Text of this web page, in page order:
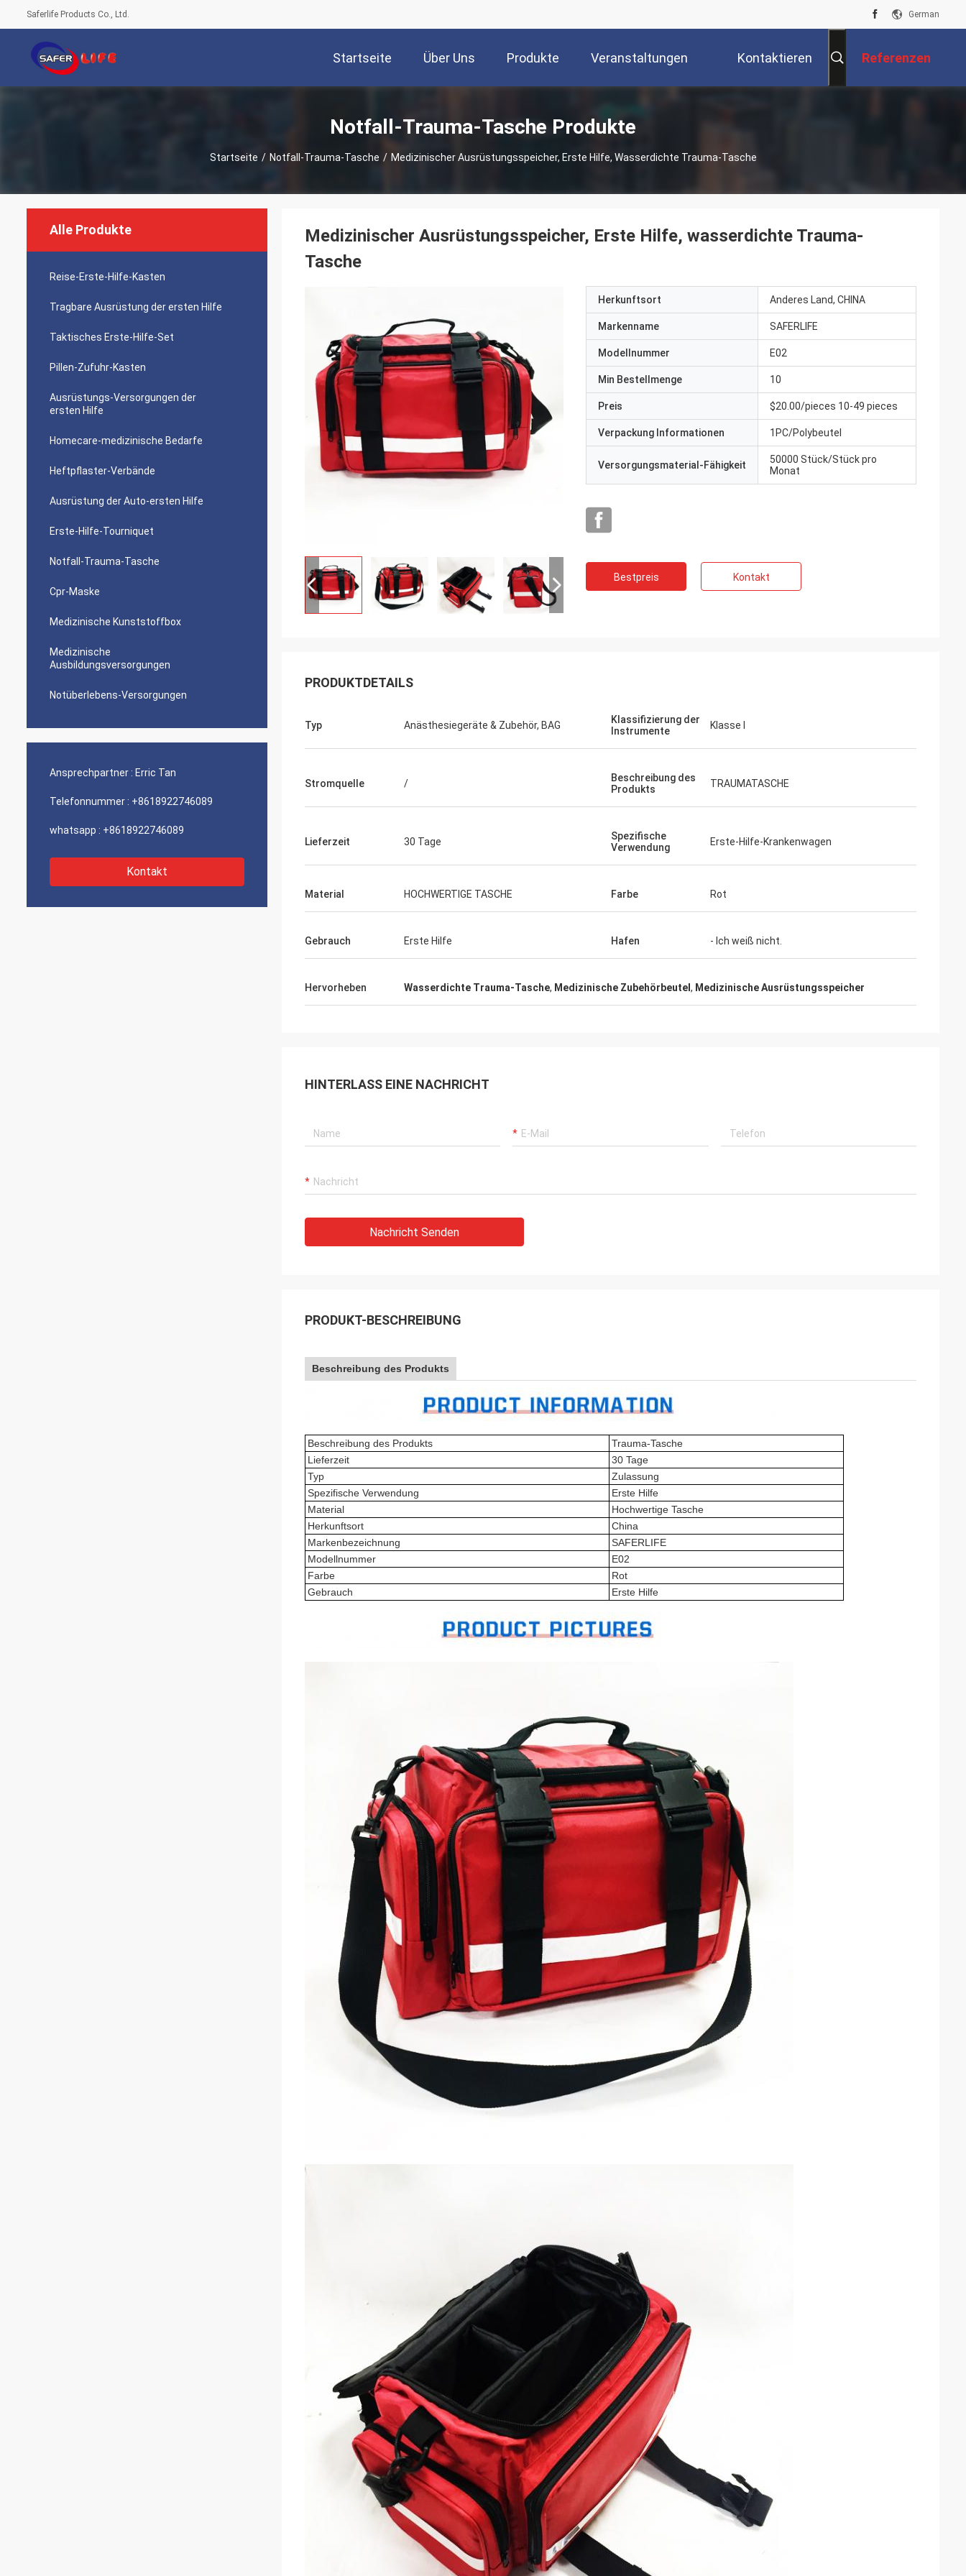
Saferlife Products Co., Ltd. German
Startseite Über Uns Produkte Veranstaltungen Kontaktieren Referenzen
Notfall-Trauma-Tasche Produkte
Startseite / Notfall-Trauma-Tasche / Medizinischer Ausrüstungsspeicher, Erste Hilfe, Wasserdichte Trauma-Tasche
Alle Produkte
Reise-Erste-Hilfe-Kasten
Tragbare Ausrüstung der ersten Hilfe
Taktisches Erste-Hilfe-Set
Pillen-Zufuhr-Kasten
Ausrüstungs-Versorgungen der
ersten Hilfe
Homecare-medizinische Bedarfe
Heftpflaster-Verbände
Ausrüstung der Auto-ersten Hilfe
Erste-Hilfe-Tourniquet
Notfall-Trauma-Tasche
Cpr-Maske
Medizinische Kunststoffbox
Medizinische
Ausbildungsversorgungen
Notüberlebens-Versorgungen
Ansprechpartner : Erric Tan
Telefonnummer : +8618922746089
whatsapp : +8618922746089
Kontakt
Medizinischer Ausrüstungsspeicher, Erste Hilfe, wasserdichte Trauma-
Tasche
Herkunftsort Anderes Land, CHINA
Markenname SAFERLIFE
Modellnummer E02
Min Bestellmenge 10
Preis $20.00/pieces 10-49 pieces
Verpackung Informationen 1PC/Polybeutel
Versorgungsmaterial-Fähigkeit
50000 Stück/Stück pro
Monat
Bestpreis Kontakt
PRODUKTDETAILS
Typ Anästhesiegeräte & Zubehör, BAG
Klassifizierung der
Instrumente
Klasse I
Stromquelle /
Beschreibung des
Produkts
TRAUMATASCHE
Lieferzeit 30 Tage
Spezifische
Verwendung
Erste-Hilfe-Krankenwagen
Material HOCHWERTIGE TASCHE Farbe Rot
Gebrauch Erste Hilfe Hafen - Ich weiß nicht.
Hervorheben Wasserdichte Trauma-Tasche, Medizinische Zubehörbeutel , Medizinische Ausrüstungsspeicher
HINTERLASS EINE NACHRICHT
Nachricht Senden
PRODUKT-BESCHREIBUNG
Beschreibung des Produkts
Beschreibung des Produkts
Trauma-Tasche
Lieferzeit
30 Tage
Typ
Zulassung
Spezifische Verwendung
Erste Hilfe
Material
Hochwertige Tasche
Herkunftsort
China
Markenbezeichnung
SAFERLIFE
Modellnummer
E02
Farbe
Rot
Gebrauch
Erste Hilfe